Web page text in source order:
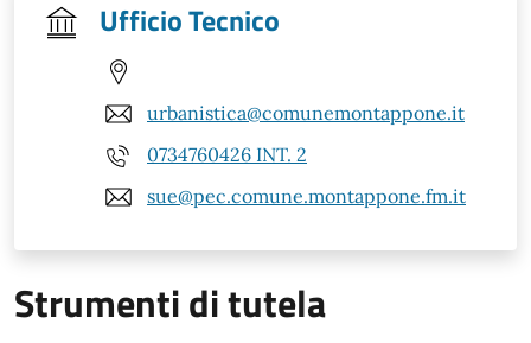
Ufficio Tecnico
urbanistica@comunemontappone.it
0734760426 INT. 2
sue@pec.comune.montappone.fm.it
Strumenti di tutela